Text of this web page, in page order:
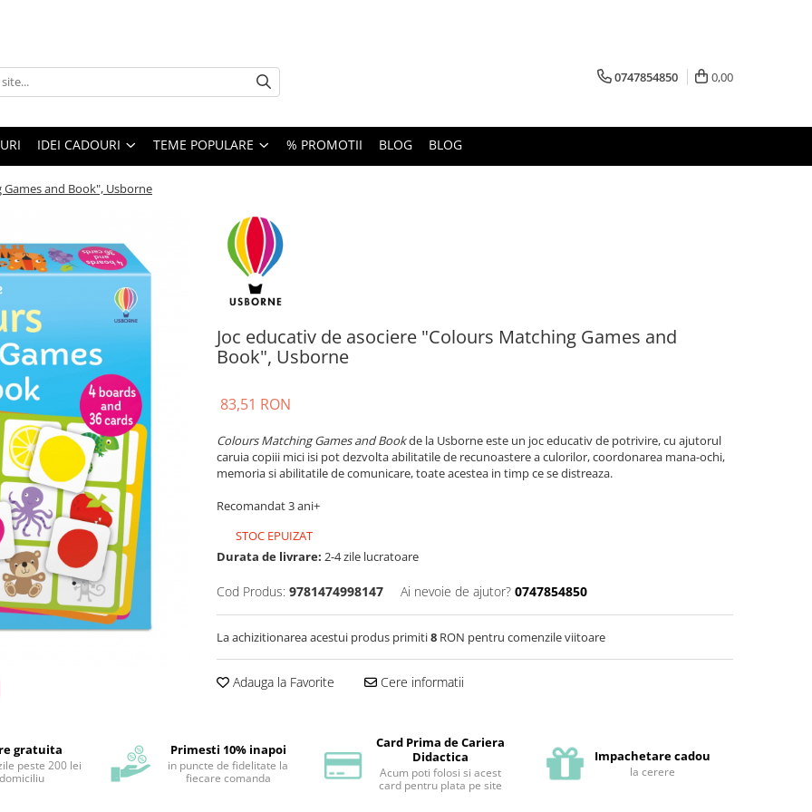
0747854850 0,00
IDEI CADOURI TEME POPULARE % PROMOTII BLOG BLOG
and Book", Usborne
Joc educativ de asociere "Colours Matching Games and
Book", Usborne
83,51 RON
Colours Matching Games and Bookde la Usborne este un joc educativ de potrivire, cu ajutorul
caruia copiii mici isi pot dezvolta abilitatile de recunoastere a culorilor, coordonarea mana-ochi,
memoria si abilitatile de comunicare, toate acestea in timp ce se distreaza.
Recomandat 3 ani+
STOC EPUIZAT
Durata de livrare: 2-4 zile lucratoare
Cod Produs: 9781474998147 Ai nevoie de ajutor? 0747854850
La achizitionarea acestui produs primiti8 RON pentru comenzile viitoare
Adauga la Favorite Cere informatii
gratuita
peste 200 lei
Primesti 10% inapoi
in puncte de fidelitate la
fiecare comanda
Card Prima de Cariera
Didactica
Acum poti folosi si acest
card pentru plata pe site
Impachetare cadou
la cerere